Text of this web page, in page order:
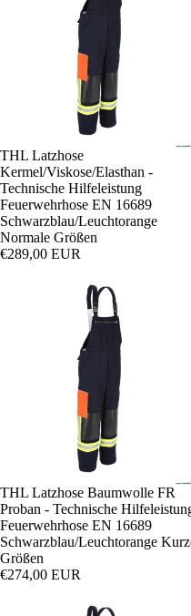
THL Latzhose
Kermel/Viskose/Elasthan -
Technische Hilfeleistung
Feuerwehrhose EN 16689
Schwarzblau/Leuchtorange
Normale Größen
€289,00 EUR
THL Latzhose Baumwolle FR
Proban - Technische
Feuerwehrhose EN 16689
Schwarzblau/Leuchtorange
Größen
€274,00 EUR